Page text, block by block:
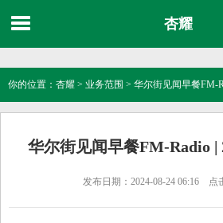
杏耀
你的位置： 杏耀 > 业务范围 > 华尔街见闻早餐FM-
华尔街见闻早餐FM-Radio |
发布日期：2024-08-24 06:16 点